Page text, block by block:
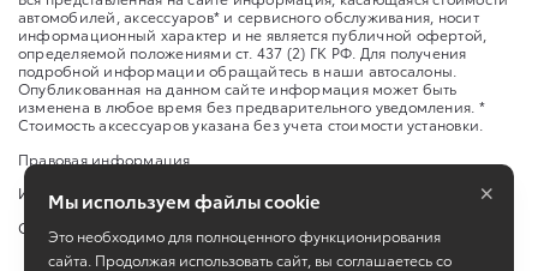
автомобилей, аксессуаров* и сервисного обслуживания, носит
информационный характер и не является публичной офертой,
определяемой положениями ст. 437 (2) ГК РФ. Для получения
подробной информации обращайтесь в наши автосалоны.
Опубликованная на данном сайте информация может быть
изменена в любое время без предварительного уведомления. *
Стоимость аксессуаров указана без учета стоимости установки.
Правовая информация
Изменить настройку cookies
Сбросить cookie
Мы используем файлы cookie
Это необходимо для полноценного функционирования
сайта. Продолжая использовать сайт, вы соглашаетесь со
×